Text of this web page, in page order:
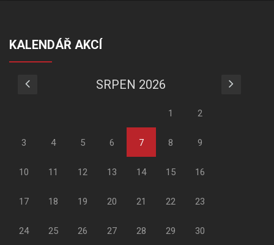
KALENDÁŘ AKCÍ
SRPEN 2026
1 2
3 4 5 6 7 8 9
10 11 12 13 14 15 16
17 18 19 20 21 22 23
24 25 26 27 28 29 30